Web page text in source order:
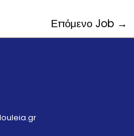
Επόμενο Job →